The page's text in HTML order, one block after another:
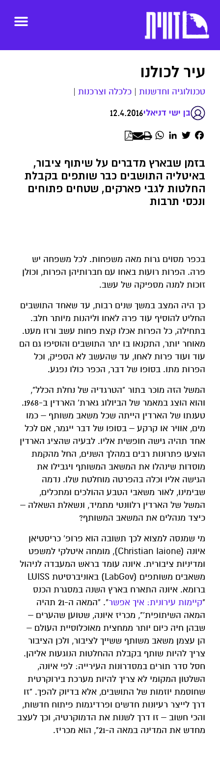
עיר לכולנו
טכנולוגיה וחדשנות | כלכלה וצרכנות |
בן ישי דניאלי12.4.2016
Facebook
Twitter
LinkedIn
WhatsApp
בזמן שבארץ מדברים על שיתוף ציבור,
באיטליה התושבים כבר שותפים בקבלת
החלטות לגבי פארקים, שטחים פתוחים
ונכסי תרבות
בכפר מסוים גרות מאה משפחות. לכל משפחה יש
פרה. הפרות רועות באחו עם חברותיהן הפרות, וכולן
זוכות למנה מספיקה של עשב.
כך היה המצב במשך שנים רבות, עד שאחד התושבים
החליט להוסיף עוד פרה לאחו וליהנות מיותר חלב.
בתחילה, כל הפרות אכלו קצת פחות עשב ורזו מעט.
מאוחר יותר, התקנאו בו יתר התושבים והוסיפו גם הם
עוד ועוד פרות לאחו, עד שהעשב לא הספיק, וכל
הפרות מתו. בסופו של דבר, הכפר כולו נפגע.
המשל הזה מוכר בתור "הטרגדיה של נחלת הכלל",
והוא הוצג במאמר של הביולוג גארת' הארדין ב-1968.
טענתו של הארדין הייתה שכל משאב משותף – כמו
מים, אוויר או קרקע – בסופו של דבר ייגמר, אם לכל
אחד תהיה גישה חופשית אליו. לבעיה שהציג הארדין
הוצעו פתרונות רבים במהלך השנים, החל מהקמת
מוסדות שינהלו את המשאב המשותף ויגבילו את
הגישה אליו וכלה בהפרטה מוחלטת שלו. נדמה
שבימינו, לאור משאבי הטבע ההולכים ומתכלים,
המשל של הארדין רלוונטי מתמיד, ונשאלת השאלה –
כיצד מנהלים את המשאב המשותף?
מי שמנסה למצוא לכך תשובה הוא פרופ' כריסטיאן
איונה (Christian Iaione), מומחה איטלקי למשפט
ומדיניות ציבורית. איונה עומד בראש המעבדה לניהול
משאבים משותפים (LabGov) באוניברסיטת LUISS
ברומא. איונה התארח בארץ השנה במסגרת הכנס
"קיימות עירונית: איך אפשר
". "המאה ה-21 תהיה
המאה השיתופית'", מכריז איונה, שטוען שהערים –
שבהן חיה כיום יותר ממחצית מאוכלוסיית העולם –
הן עצמן משאב משותף ששייך לציבור, ולכן הציבור
צריך להיות שותף בקבלת ההחלטות הנוגעות אליהן.
חסל סדר תורים במסדרונות העירייה: לפי איונה,
השלטון המקומי לא צריך להיות מערכת בירוקרטית
שחוסמת יוזמות של התושבים, אלא בדיוק להפך. "זו
דרך לייצר רעיונות חדשים ופרדיגמות פיתוח חדשות,
והכי חשוב – זו דרך לשנות את הדמוקרטיה, וכך לעצב
מחדש את המדינה במאה ה-21", הוא מכריז.